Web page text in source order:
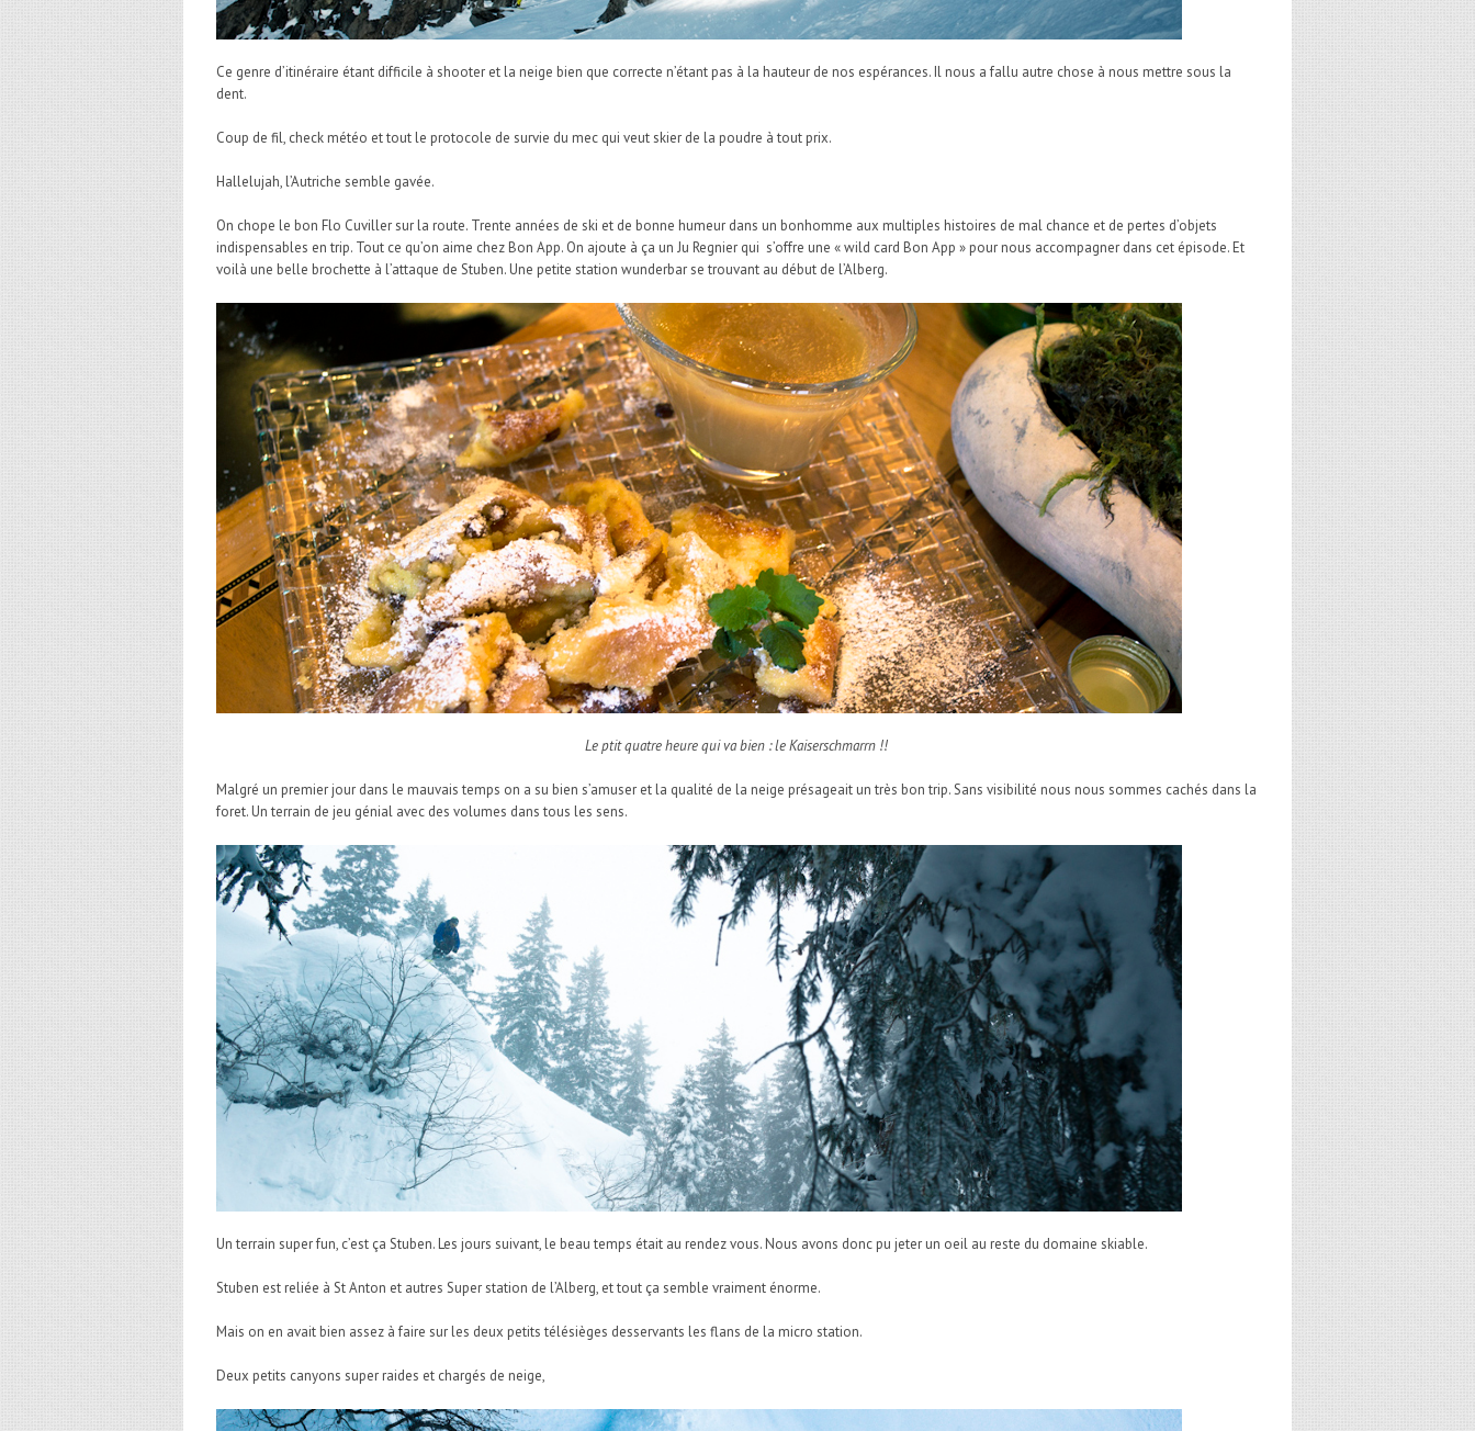
Ce genre d’itinéraire étant difficile à shooter et la neige bien que correcte n’étant pas à la hauteur de nos espérances. Il nous a fallu autre chose à nous mettre sous la
dent.
Coup de fil, check météo et tout le protocole de survie du mec qui veut skier de la poudre à tout prix.
Hallelujah, l’Autriche semble gavée.
On chope le bon Flo Cuviller sur la route. Trente années de ski et de bonne humeur dans un bonhomme aux multiples histoires de mal chance et de pertes d’objets
indispensables en trip. Tout ce qu’on aime chez Bon App. On ajoute à ça un Ju Regnier qui s’offre une « wild card Bon App » pour nous accompagner dans cet épisode. Et
voilà une belle brochette à l’attaque de Stuben. Une petite station wunderbar se trouvant au début de l’Alberg.
Le ptit quatre heure qui va bien : le Kaiserschmarrn !!
Malgré un premier jour dans le mauvais temps on a su bien s’amuser et la qualité de la neige présageait un très bon trip. Sans visibilité nous nous sommes cachés dans la
foret. Un terrain de jeu génial avec des volumes dans tous les sens.
Un terrain super fun, c’est ça Stuben. Les jours suivant, le beau temps était au rendez vous. Nous avons donc pu jeter un oeil au reste du domaine skiable.
Stuben est reliée à St Anton et autres Super station de l’Alberg, et tout ça semble vraiment énorme.
Mais on en avait bien assez à faire sur les deux petits télésièges desservants les flans de la micro station.
Deux petits canyons super raides et chargés de neige,